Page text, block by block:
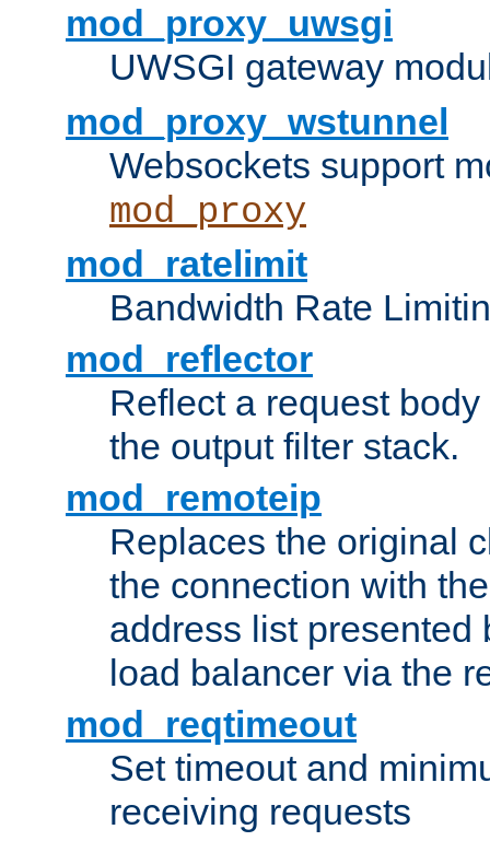
mod_proxy_uwsgi
UWSGI gateway
mod_proxy_wstunnel
Websockets support
mod_proxy
mod_ratelimit
Bandwidth Rate
mod_reflector
Reflect a request
the output filter stack.
mod_remoteip
Replaces the original
the connection with
address list presented
load balancer via the
mod_reqtimeout
Set timeout and
receiving requests